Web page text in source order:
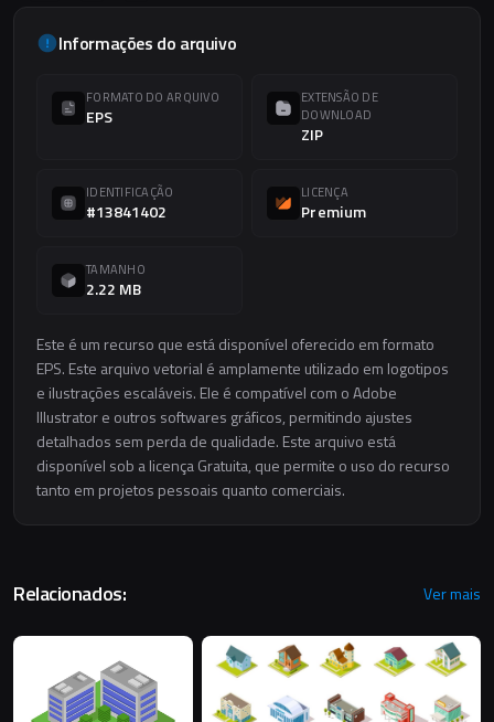
Informações do arquivo
FORMATO DO ARQUIVO
EPS
EXTENSÃO DE
DOWNLOAD
ZIP
IDENTIFICAÇÃO
#13841402
LICENÇA
Premium
TAMANHO
2.22 MB
Este é um recurso que está disponível oferecido em formato
EPS. Este arquivo vetorial é amplamente utilizado em logotipos
e ilustrações escaláveis. Ele é compatível com o Adobe
Illustrator e outros softwares gráficos, permitindo ajustes
detalhados sem perda de qualidade. Este arquivo está
disponível sob a licença Gratuita, que permite o uso do recurso
tanto em projetos pessoais quanto comerciais.
Relacionados: Ver mais